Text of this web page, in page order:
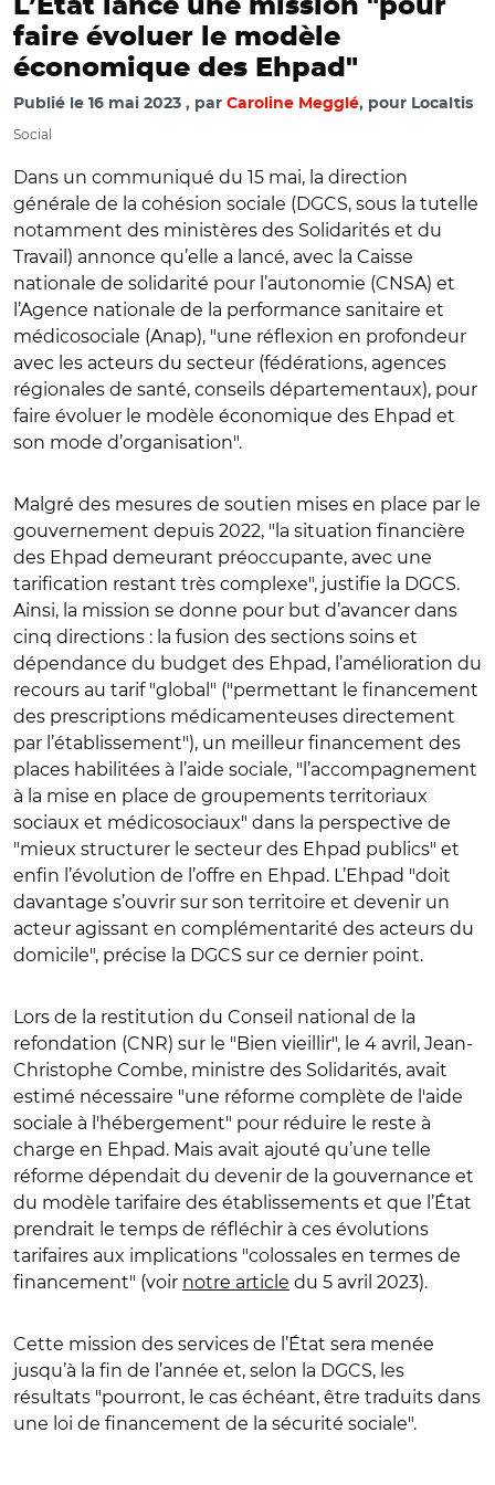
L’État lance une mission "pour
faire évoluer le modèle
économique des Ehpad"
Publié le 16 mai 2023 par Caroline Megglé, pour Localtis
Social
Dans un communiqué du 15 mai, la direction
générale de la cohésion sociale (DGCS, sous la tutelle
notamment des ministères des Solidarités et du
Travail) annonce qu’elle a lancé, avec la Caisse
nationale de solidarité pour l’autonomie (CNSA) et
l’Agence nationale de la performance sanitaire et
médicosociale (Anap), "une réflexion en profondeur
avec les acteurs du secteur (fédérations, agences
régionales de santé, conseils départementaux), pour
faire évoluer le modèle économique des Ehpad et
son mode d’organisation".
Malgré des mesures de soutien mises en place par le
gouvernement depuis 2022, " la situation financière
des Ehpad demeurant préoccupante, avec une
tarification restant très complexe", justifie la DGCS.
Ainsi, la mission se donne pour but d’avancer dans
cinq directions : la fusion des sections soins et
dépendance du budget des Ehpad, l’amélioration du
recours au tarif "global " ("permettant le financement
des prescriptions médicamenteuses directement
par l’établissement"), un meilleur financement des
places habilitées à l’aide sociale, " l’accompagnement
à la mise en place de groupements territoriaux
sociaux et médicosociaux" dans la perspective de
"mieux structurer le secteur des Ehpad publics" et
enfin l’évolution de l’offre en Ehpad. L’Ehpad "doit
davantage s’ouvrir sur son territoire et devenir un
acteur agissant en complémentarité des acteurs du
domicile", précise la DGCS sur ce dernier point.
Lors de la restitution du Conseil national de la
refondation (CNR) sur le "Bien vieillir", le 4 avril, Jean-
Christophe Combe, ministre des Solidarités, avait
estimé nécessaire "une réforme complète de l'aide
sociale à l'hébergement" pour réduire le reste à
charge en Ehpad. Mais avait ajouté qu’une telle
réforme dépendait du devenir de la gouvernance et
du modèle tarifaire des établissements et que l’État
prendrait le temps de réfléchir à ces évolutions
tarifaires aux implications "colossales en termes de
financement" (voir notre article du 5 avril 2023).
Cette mission des services de l’État sera menée
jusqu’à la fin de l’année et, selon la DGCS, les
résultats "pourront, le cas échéant, être traduits dans
une loi de financement de la sécurité sociale".